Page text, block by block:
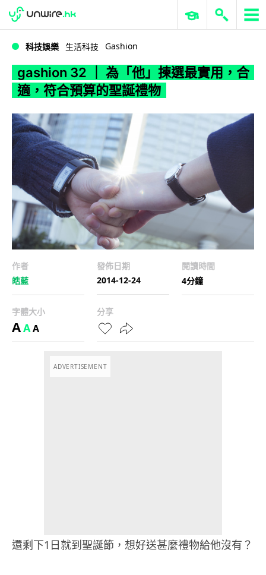
WWDC 2026 ERP 與商業 AI
科技娛樂 生活科技 Gashion
gashion 32 ｜ 為「他」揀選最實用，合
適，符合預算的聖誕禮物
作者
皓藍
發佈日期
2014-12-24
閱讀時間
4分鐘
字體大小
AAA
分享
ADVERTISEMENT
還剩下1日就到聖誕節，想好送甚麼禮物給他沒有？